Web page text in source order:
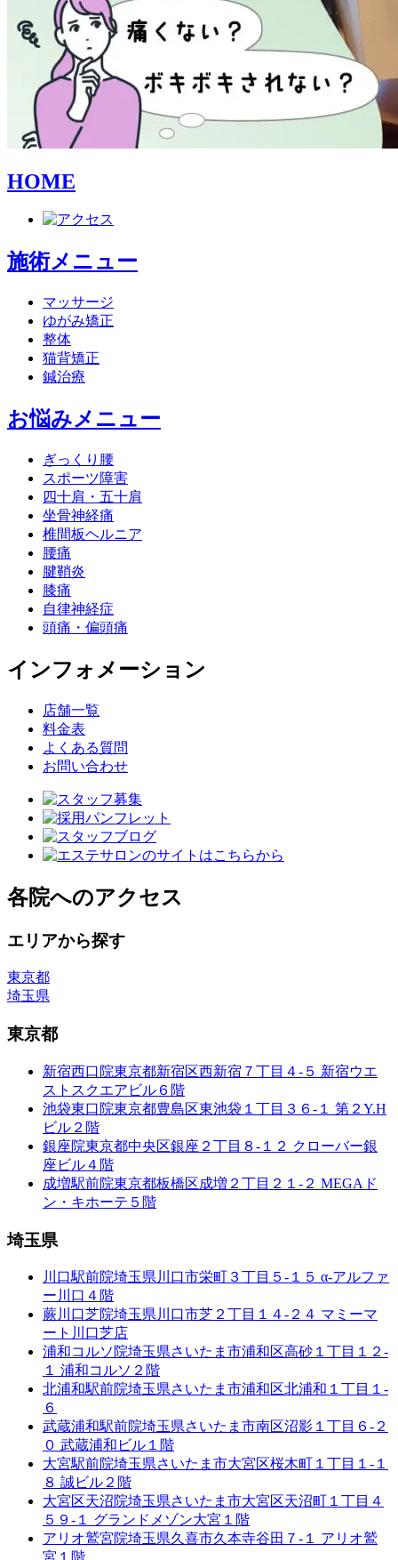
HOME
施術メニュー
マッサージ
ゆがみ矯正
整体
猫背矯正
鍼治療
お悩みメニュー
ぎっくり腰
スポーツ障害
四十肩・五十肩
坐骨神経痛
椎間板ヘルニア
腰痛
腱鞘炎
膝痛
自律神経症
頭痛・偏頭痛
インフォメーション
店舗一覧
料金表
よくある質問
お問い合わせ
各院へのアクセス
エリアから探す
東京都
埼玉県
東京都
新宿西口院東京都新宿区西新宿７丁目４-５ 新宿ウエ
ストスクエアビル６階
池袋東口院東京都豊島区東池袋１丁目３６-１ 第２Y.H
ビル２階
銀座院東京都中央区銀座２丁目８-１２ クローバー銀
座ビル４階
成増駅前院東京都板橋区成増２丁目２１-２ MEGAド
ン・キホーテ５階
埼玉県
川口駅前院埼玉県川口市栄町３丁目５-１５ α-アルファ
ー川口４階
蕨川口芝院埼玉県川口市芝２丁目１４-２４ マミーマ
ート川口芝店
浦和コルソ院埼玉県さいたま市浦和区高砂１丁目１２-
１ 浦和コルソ２階
北浦和駅前院埼玉県さいたま市浦和区北浦和１丁目１-
６
武蔵浦和駅前院埼玉県さいたま市南区沼影１丁目６-２
０ 武蔵浦和ビル１階
大宮駅前院埼玉県さいたま市大宮区桜木町１丁目１-１
８ 誠ビル２階
大宮区天沼院埼玉県さいたま市大宮区天沼町１丁目４
５９-１ グランドメゾン大宮１階
アリオ鷲宮院埼玉県久喜市久本寺谷田７-１ アリオ鷲